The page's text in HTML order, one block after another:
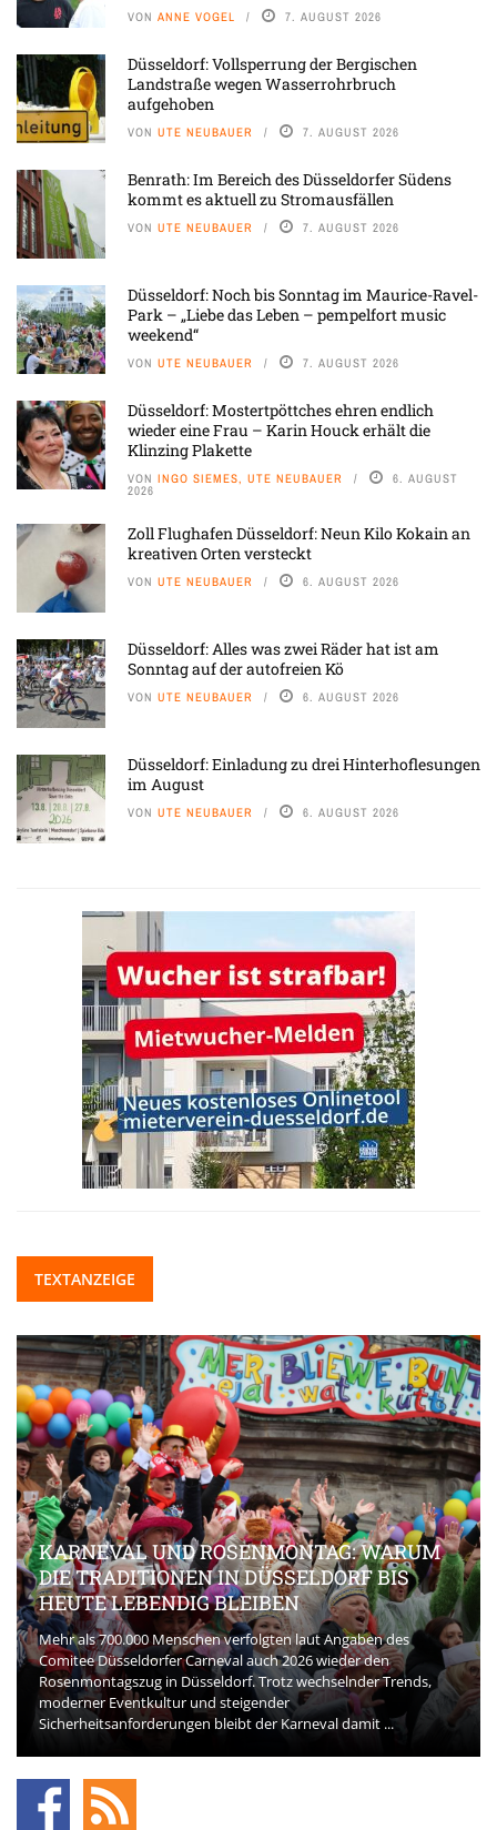
VON ANNE VOGEL 7. AUGUST 2026
Düsseldorf: Vollsperrung der Bergischen
Landstraße wegen Wasserrohrbruch
aufgehoben
VON UTE NEUBAUER 7. AUGUST 2026
Benrath: Im Bereich des Düsseldorfer Südens
kommt es aktuell zu Stromausfällen
VON UTE NEUBAUER 7. AUGUST 2026
Düsseldorf: Noch bis Sonntag im Maurice-Ravel-
Park – „Liebe das Leben – pempelfort music
weekend“
VON UTE NEUBAUER 7. AUGUST 2026
Düsseldorf: Mostertpöttches ehren endlich
wieder eine Frau – Karin Houck erhält die
Klinzing Plakette
VON INGO SIEMES, UTE NEUBAUER 6. AUGUST
2026
Zoll Flughafen Düsseldorf: Neun Kilo Kokain an
kreativen Orten versteckt
VON UTE NEUBAUER 6. AUGUST 2026
Düsseldorf: Alles was zwei Räder hat ist am
Sonntag auf der autofreien Kö
VON UTE NEUBAUER 6. AUGUST 2026
Düsseldorf: Einladung zu drei Hinterhoflesungen
im August
VON UTE NEUBAUER 6. AUGUST 2026
TEXTANZEIGE
KARNEVAL UND ROSENMONTAG: WARUM
DIE TRADITIONEN IN DÜSSELDORF BIS
HEUTE LEBENDIG BLEIBEN
Mehr als 700.000 Menschen verfolgten laut Angaben des
Comitee Düsseldorfer Carneval auch 2026 wieder den
Rosenmontagszug in Düsseldorf. Trotz wechselnder Trends,
moderner Eventkultur und steigender
Sicherheitsanforderungen bleibt der Karneval damit ...